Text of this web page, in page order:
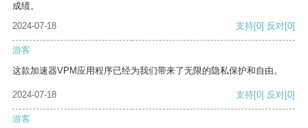
成绩。
2024-07-18
支持[0] 反对[0]
游客
这款加速器VPM应用程序已经为我们带来了无限的隐私保护和自由。
2024-07-18 支持[0] 反对[0]
游客